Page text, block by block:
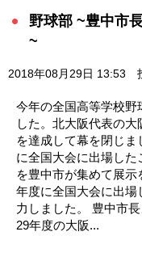
野球部 ~豊中市
~
2018年08月29日 13:53
今年の全国高等学校野
した。北大阪代表の
を達成して幕を閉じ
に全国大会に出場し
を豊中市が集めて展
年度に全国大会に出場
力しました。 豊中市
29年度の大阪...